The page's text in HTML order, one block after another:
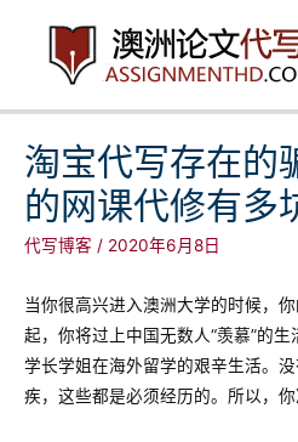
淘宝代写存在的
的网课代修有多
代写博客 / 2020年6月8日
当你很高兴进入澳洲大学的时候，
起，你将过上中国无数人“羡慕”的
学长学姐在海外留学的艰辛生活。
疾，这些都是必须经历的。所以，你